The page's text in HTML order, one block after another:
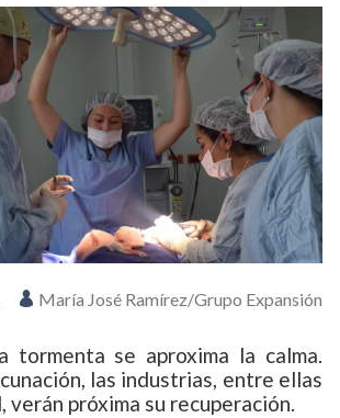
María José Ramírez/Grupo Expansión
tormenta se aproxima la calma.
las industrias, entre ellas
verán próxima su recuperación.